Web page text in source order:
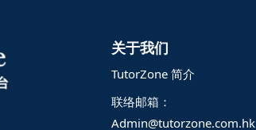
关于我们
TutorZone 简介
联络邮箱：
Admin@tutorzone.com.hk